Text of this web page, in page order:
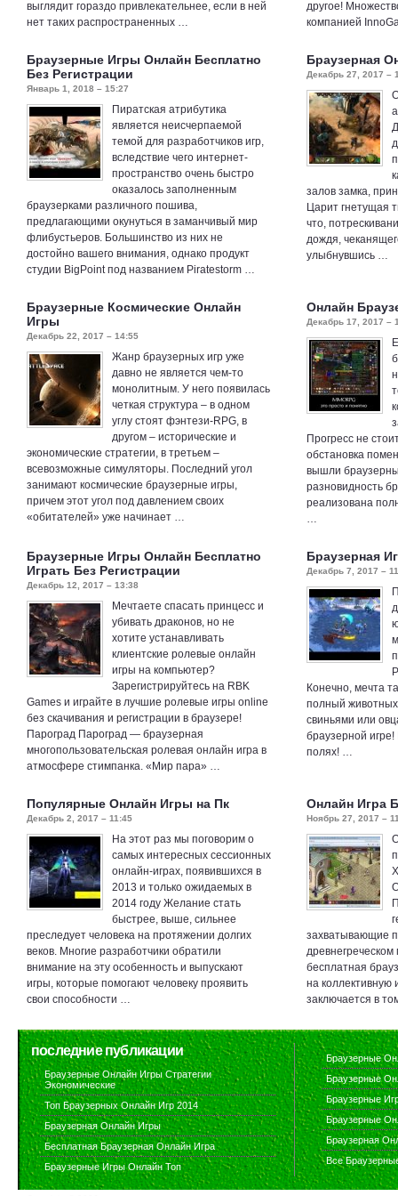
выглядит гораздо привлекательнее, если в ней
нет таких распространенных …
другое!
компанией
Браузерные Игры Онлайн Бесплатно
Без Регистрации
Январь 1, 2018 – 15:27
Пиратская атрибутика
является неисчерпаемой
темой для разработчиков игр,
вследствие чего интернет-
пространство очень быстро
оказалось заполненным
браузерками различного пошива,
предлагающими окунуться в заманчивый мир
флибустьеров. Большинство из них не
достойно вашего внимания, однако продукт
студии BigPoint под названием Piratestorm …
Браузерная
Декабрь 27, 2017 –
залов замка,
Царит гнетущая
что,
дождя,
улыбнувшись …
Браузерные Космические Онлайн
Игры
Декабрь 22, 2017 – 14:55
Жанр браузерных игр уже
давно не является чем-то
монолитным. У него появилась
четкая структура – в одном
углу стоят фэнтези-RPG, в
другом – исторические и
экономические стратегии, в третьем –
всевозможные симуляторы. Последний угол
занимают космические браузерные игры,
причем этот угол под давлением своих
«обитателей» уже начинает …
Онлайн
Декабрь 17, 2017 –
Прогресс не
обстановка
вышли
разновидность
реализована
…
Браузерные Игры Онлайн Бесплатно
Играть Без Регистрации
Декабрь 12, 2017 – 13:38
Мечтаете спасать принцесс и
убивать драконов, но не
хотите устанавливать
клиентские ролевые онлайн
игры на компьютер?
Зарегистрируйтесь на RBK
Games и играйте в лучшие ролевые игры online
без скачивания и регистрации в браузере!
Пароград Пароград — браузерная
многопользовательская ролевая онлайн игра в
атмосфере стимпанка. «Мир пара» …
Браузерная
Декабрь 7, 2017 –
Конечно, мечта
полный
свиньями или
браузерной
полях! …
Популярные Онлайн Игры на Пк
Декабрь 2, 2017 – 11:45
На этот раз мы поговорим о
самых интересных сессионных
онлайн-играх, появившихся в
2013 и только ожидаемых в
2014 году Желание стать
быстрее, выше, сильнее
преследует человека на протяжении долгих
веков. Многие разработчики обратили
внимание на эту особенность и выпускают
игры, которые помогают человеку проявить
свои способности …
Онлайн Игра
Ноябрь 27, 2017 –
захватывающие
бесплатная
на коллективную
заключается в
последние публикации
Браузерные Онлайн Игры Стратегии
Экономические
Топ Браузерных Онлайн Игр 2014
Браузерная Онлайн Игры
Бесплатная Браузерная Онлайн Игра
Браузерные Игры Онлайн Топ
Браузерные
Браузерные
Браузерные
Браузерные
Браузерная
Все